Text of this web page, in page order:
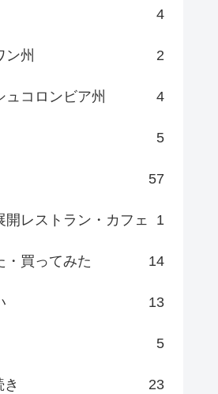
4
ン州 2
ュコロンビア州 4
5
57
開レストラン・カフェ 1
・買ってみた 14
13
5
23